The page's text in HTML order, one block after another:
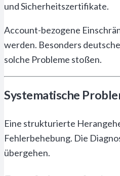
und Sicherheitszertifikate.
Account-bezogene
werden. Besonders
solche Probleme stoßen.
Systematische
Eine strukturierte
Fehlerbehebung. Die
übergehen.